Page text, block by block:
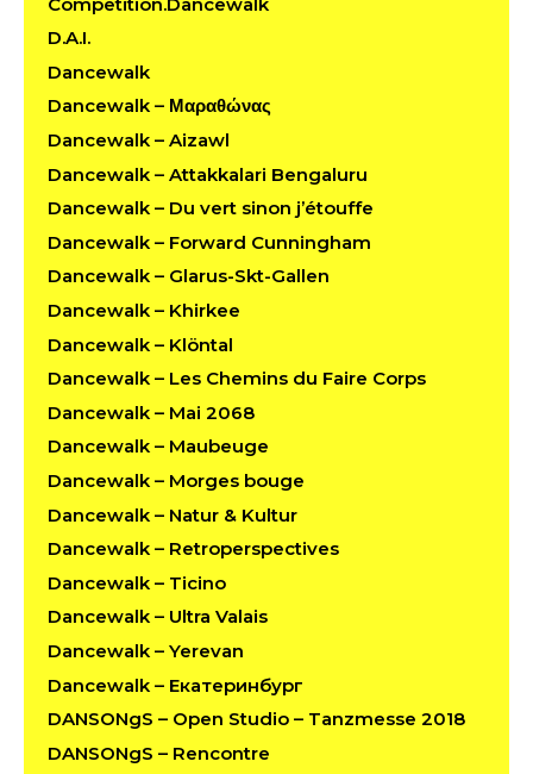
D.A.I.
Dancewalk
Dancewalk – Μαραθώνας
Dancewalk – Aizawl
Dancewalk – Attakkalari Bengaluru
Dancewalk – Du vert sinon j’étouffe
Dancewalk – Forward Cunningham
Dancewalk – Glarus-Skt-Gallen
Dancewalk – Khirkee
Dancewalk – Klöntal
Dancewalk – Les Chemins du Faire Corps
Dancewalk – Mai 2068
Dancewalk – Maubeuge
Dancewalk – Morges bouge
Dancewalk – Natur & Kultur
Dancewalk – Retroperspectives
Dancewalk – Ticino
Dancewalk – Ultra Valais
Dancewalk – Yerevan
Dancewalk – Екатеринбург
DANSONgS – Open Studio – Tanzmesse 2018
DANSONgS – Rencontre